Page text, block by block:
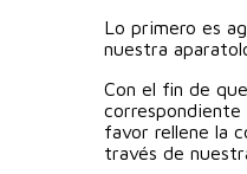
Lo primero es
nuestra
Con el fin de
favor rellene la
través de